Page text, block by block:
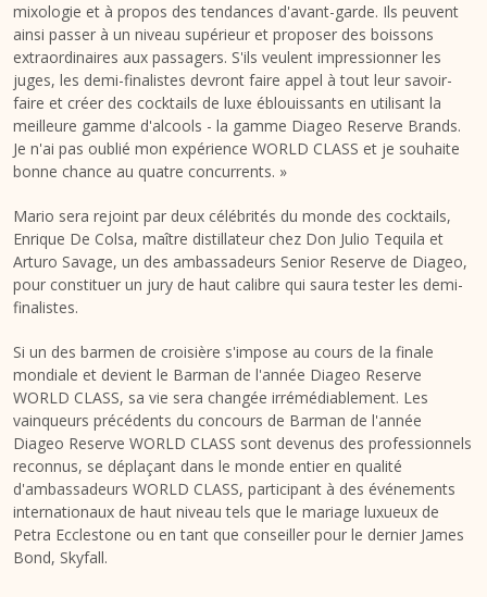
mixologie et à propos des tendances d'avant-garde. Ils peuvent
ainsi passer à un niveau supérieur et proposer des boissons
extraordinaires aux passagers. S'ils veulent impressionner les
juges, les demi-finalistes devront faire appel à tout leur savoir-
faire et créer des cocktails de luxe éblouissants en utilisant la
meilleure gamme d'alcools - la gamme Diageo Reserve Brands.
Je n'ai pas oublié mon expérience WORLD CLASS et je souhaite
bonne chance au quatre concurrents. »
Mario sera rejoint par deux célébrités du monde des cocktails,
Enrique De Colsa, maître distillateur chez Don Julio Tequila et
Arturo Savage, un des ambassadeurs Senior Reserve de Diageo,
pour constituer un jury de haut calibre qui saura tester les demi-
finalistes.
Si un des barmen de croisière s'impose au cours de la finale
mondiale et devient le Barman de l'année Diageo Reserve
WORLD CLASS, sa vie sera changée irrémédiablement. Les
vainqueurs précédents du concours de Barman de l'année
Diageo Reserve WORLD CLASS sont devenus des professionnels
reconnus, se déplaçant dans le monde entier en qualité
d'ambassadeurs WORLD CLASS, participant à des événements
internationaux de haut niveau tels que le mariage luxueux de
Petra Ecclestone ou en tant que conseiller pour le dernier James
Bond, Skyfall.